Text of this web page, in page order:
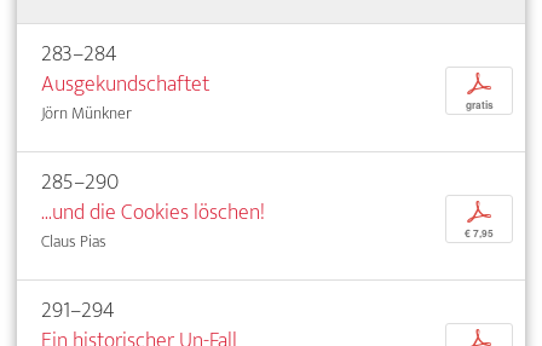
283–284
Ausgekundschaftet
Jörn Münkner
p
gratis
285–290
...und die Cookies löschen!
Claus Pias
p
€ 7,95
291–294
p